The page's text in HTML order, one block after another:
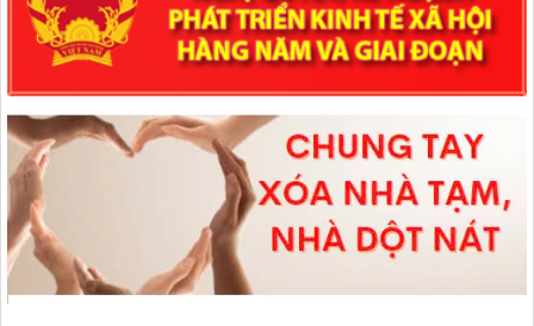
1670/NQ-UBTVQH15
Nghị quyết số 1670/NQ-UBTVQH15 của ỦY BAN THƯỜNG VỤ
QUỐC HỘI: Về việc sắp xếp các đơn vị hành chính cấp xã của tỉnh
Lai Châu năm 2025
lượt xem: 66 | lượt tải:47
544/QĐ-UBND
QUYẾT ĐỊNH Về việc thành lập Tổ giúp việc Ban biên tập Cổng
thông tin điện tử xã Mường Than
lượt xem: 41 | lượt tải:20
407/QĐ-UBND